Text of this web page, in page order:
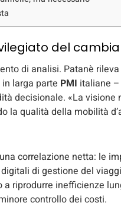
del
di analisi. Patanè
larga parte PMI italiane
decisionale. «La visione
la qualità della mobilità
correlazione netta: le
di gestione del
riprodurre inefficienze
controllo dei costi.